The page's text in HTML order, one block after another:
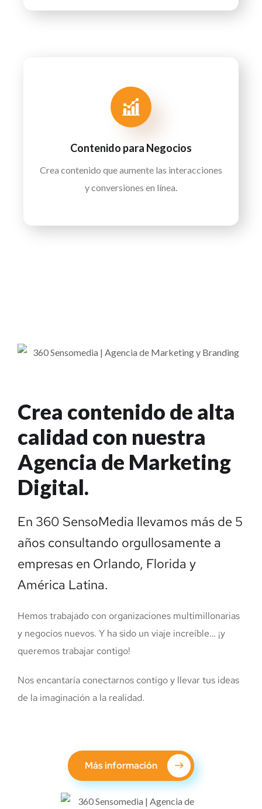
Contenido para Negocios
Crea contenido que aumente las interacciones
y conversiones en línea.
Crea contenido de alta
calidad con nuestra
Agencia de Marketing
Digital.
En 360 SensoMedia llevamos más de 5
años consultando orgullosamente a
empresas en Orlando, Florida y
América Latina.
Hemos trabajado con organizaciones multimillonarias
y negocios nuevos. Y ha sido un viaje increíble… ¡y
queremos trabajar contigo!
Nos encantaría conectarnos contigo y llevar tus ideas
de la imaginación a la realidad.
Más información